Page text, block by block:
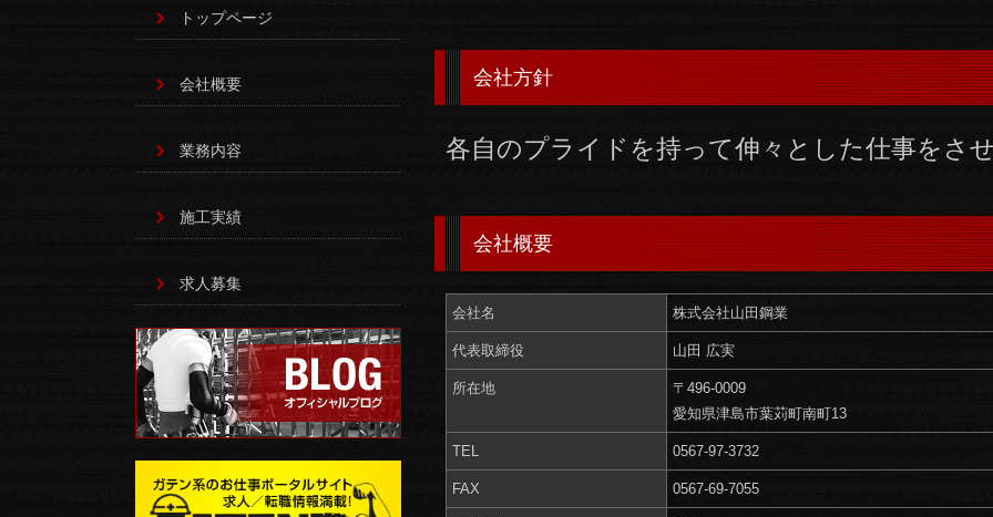
トップページ
会社概要
業務内容
施工実績
求人募集
会社方針
各自のプライドを持って伸々とした仕事をさ
会社概要
会社名 株式会社山田鋼業
代表取締役 山田 広実
所在地
〒496-0009
愛知県津島市葉苅町南町13
TEL 0567-97-3732
FAX 0567-69-7055